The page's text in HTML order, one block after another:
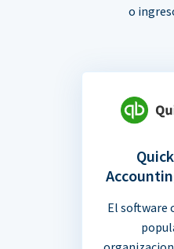
o
El software